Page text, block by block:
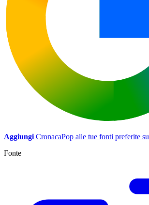
Aggiungi CronacaPop alle tue fonti preferite su
Fonte